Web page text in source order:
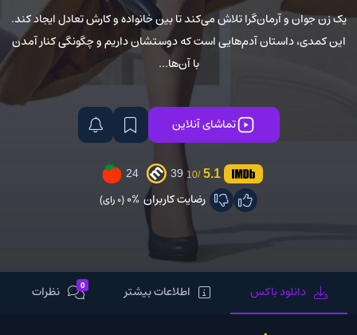
یک زن جوان و آرمان‌گرا تلاش می‌کند تا بین خانواده و کارش تعادل ایجاد کند.
این کمدی، داستان آدم‌هایی است که دوستشان داریم و چگونگی کنار آمدن
با آن‌ها...
تماشای آنلاین
5.1
/10
39
24
رضایت کاربران 0%(0 رای)
دانلود باکس اطلاعات بیشتر 0 نظرات